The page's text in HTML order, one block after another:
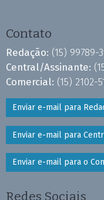
Contato
Redação: (15) 99789-
Central/Assinante:
Comercial: (15) 2102-
Enviar e-mail para
Enviar e-mail para
Enviar e-mail para o
Redes Sociais